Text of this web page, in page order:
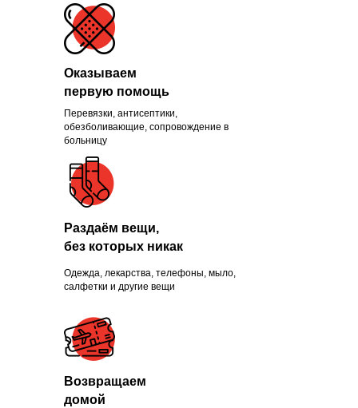
Перевязки, антисептики,
обезболивающие, сопровождение в
больницу
Оказываем
первую помощь
Одежда, лекарства, телефоны, мыло,
салфетки и другие вещи
Раздаём вещи,
без которых никак
Возвращаем
домой
Помогли больше, чем
1300 нуждающихся и
продолжаем это делать
каждый день
ПРИСОЕДИНИТЬСЯ
Зачем помогать